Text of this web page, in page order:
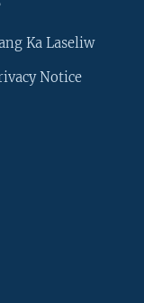
Ka Laseliw
Notice